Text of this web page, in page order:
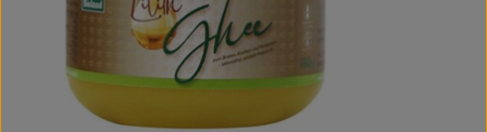
Vorratskammer
Getränke
Haus, Garten & Co.